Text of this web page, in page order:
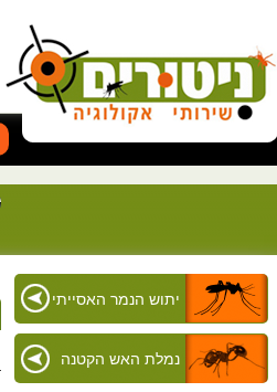
יתוש הנמר האסייתי
נמלת האש הקטנה